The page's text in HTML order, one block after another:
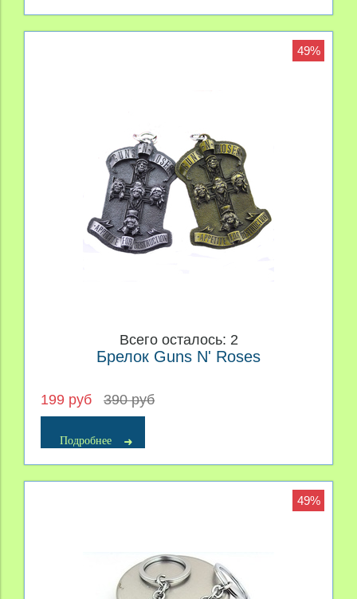
49%
Всего осталось: 2
Брелок Guns N' Roses
199 руб 390 руб
Подробнее
49%